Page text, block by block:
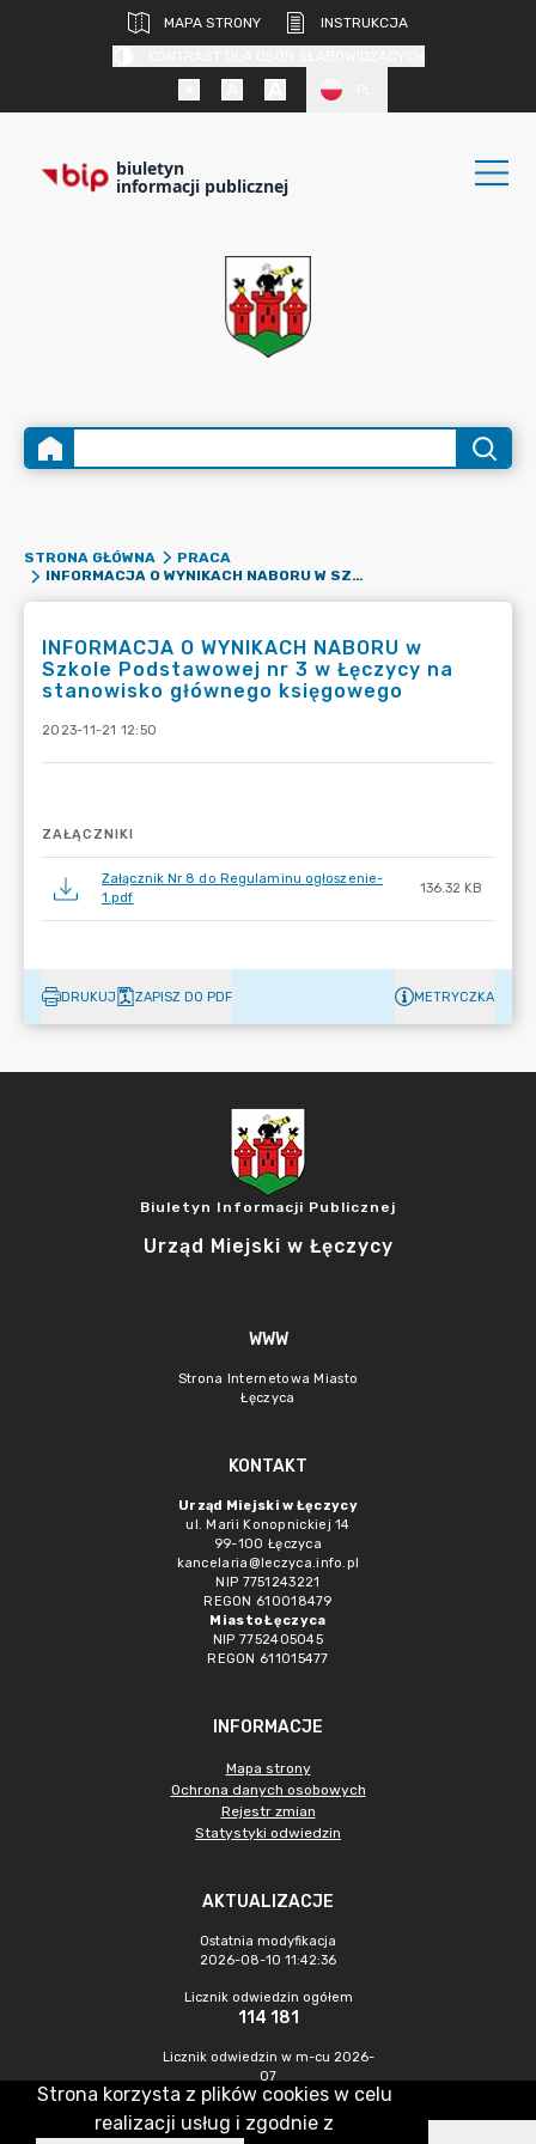
MAPA STRONY
INSTRUKCJA
biuletyn
informacji publicznej
STRONA GŁÓWNA
PRACA
INFORMACJA O WYNIKACH NABORU W SZKOLE PODSTAWOWEJ NR 3 W ŁĘCZYCY NA STANOWISKO GŁÓWNEGO KSIĘGOWEGO
INFORMACJA O WYNIKACH NABORU w
Szkole Podstawowej nr 3 w Łęczycy na
stanowisko głównego księgowego
2023-11-21 12:50
ZAŁĄCZNIKI
Załącznik Nr 8 do Regulaminu ogłoszenie-
1.pdf
136.32 KB
DRUKUJ ZAPISZ DO PDF METRYCZKA
Biuletyn Informacji Publicznej
Urząd Miejski w Łęczycy
WWW
Strona Internetowa Miasto
Łęczyca
KONTAKT
Urząd Miejski w Łęczycy
ul. Marii Konopnickiej 14
99-100 Łęczyca
kancelaria@leczyca.info.pl
NIP 7751243221
REGON 610018479
Miasto Łęczyca
NIP 7752405045
REGON 611015477
INFORMACJE
Mapa strony
Ochrona danych osobowych
Rejestr zmian
Statystyki odwiedzin
AKTUALIZACJE
Ostatnia modyfikacja
2026-08-10 11:42:36
Licznik odwiedzin ogółem
114 181
Licznik odwiedzin w m-cu 2026-
07
700
Strona korzysta z plików cookies w celu
realizacji usług i zgodnie z